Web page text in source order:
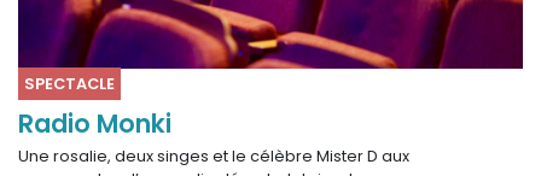
SPECTACLE
Radio Monki
Une rosalie, deux singes et le célèbre Mister D aux